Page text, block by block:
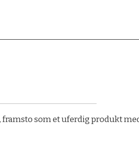
framsto som et uferdig produkt